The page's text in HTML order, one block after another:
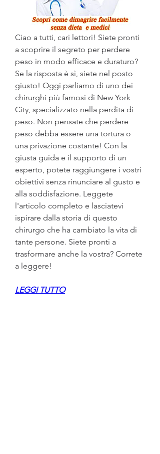
Ciao a tutti, cari lettori! Siete pronti
a scoprire il segreto per perdere
peso in modo efficace e duraturo?
Se la risposta è sì, siete nel posto
giusto! Oggi parliamo di uno dei
chirurghi più famosi di New York
City, specializzato nella perdita di
peso. Non pensate che perdere
peso debba essere una tortura o
una privazione costante! Con la
giusta guida e il supporto di un
esperto, potete raggiungere i vostri
obiettivi senza rinunciare al gusto e
alla soddisfazione. Leggete
l'articolo completo e lasciatevi
ispirare dalla storia di questo
chirurgo che ha cambiato la vita di
tante persone. Siete pronti a
trasformare anche la vostra? Correte
a leggere!
LEGGI TUTTO